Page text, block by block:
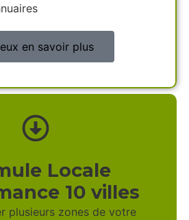
en savoir plus
Locale
10 villes
plusieurs zones de votre